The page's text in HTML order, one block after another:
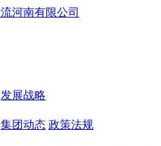
发展战略
集团动态 政策法规